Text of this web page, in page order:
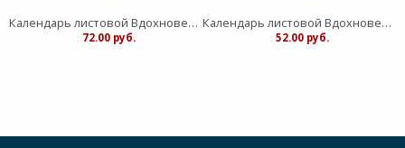
Календарь листовой Вдохновение "Живый в помощи Вышнего"средний
: 72.00 руб.
Календарь листовой Вдохновение "Господь - защите моя" малый
: 52.00 руб.